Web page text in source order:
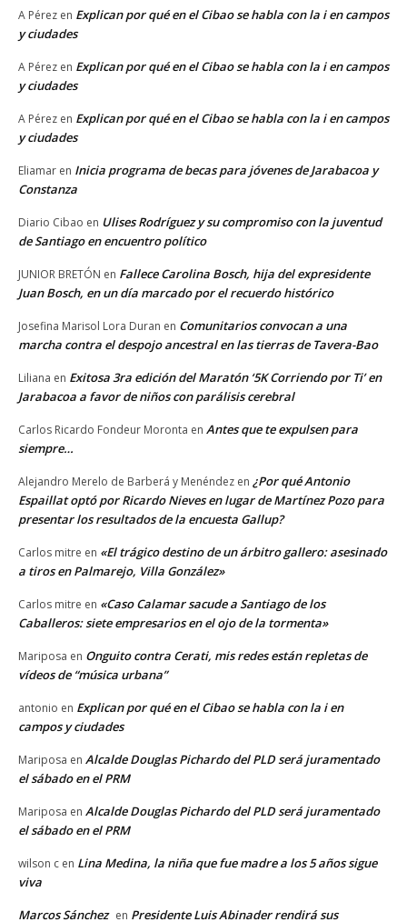
A Pérez en Explican por qué en el Cibao se habla con la i en campos
y ciudades
A Pérez en Explican por qué en el Cibao se habla con la i en campos
y ciudades
A Pérez en Explican por qué en el Cibao se habla con la i en campos
y ciudades
Eliamar en Inicia programa de becas para jóvenes de Jarabacoa y
Constanza
Diario Cibao en Ulises Rodríguez y su compromiso con la juventud
de Santiago en encuentro político
JUNIOR BRETÓN en Fallece Carolina Bosch, hija del expresidente
Juan Bosch, en un día marcado por el recuerdo histórico
Josefina Marisol Lora Duran en Comunitarios convocan a una
marcha contra el despojo ancestral en las tierras de Tavera-Bao
Liliana en Exitosa 3ra edición del Maratón ‘5K Corriendo por Ti’ en
Jarabacoa a favor de niños con parálisis cerebral
Carlos Ricardo Fondeur Moronta en Antes que te expulsen para
siempre…
Alejandro Merelo de Barberá y Menéndez en ¿Por qué Antonio
Espaillat optó por Ricardo Nieves en lugar de Martínez Pozo para
presentar los resultados de la encuesta Gallup?
Carlos mitre en «El trágico destino de un árbitro gallero: asesinado
a tiros en Palmarejo, Villa González»
Carlos mitre en «Caso Calamar sacude a Santiago de los
Caballeros: siete empresarios en el ojo de la tormenta»
Mariposa en Onguito contra Cerati, mis redes están repletas de
vídeos de “música urbana”
antonio en Explican por qué en el Cibao se habla con la i en
campos y ciudades
Mariposa en Alcalde Douglas Pichardo del PLD será juramentado
el sábado en el PRM
Mariposa en Alcalde Douglas Pichardo del PLD será juramentado
el sábado en el PRM
wilson c en Lina Medina, la niña que fue madre a los 5 años sigue
viva
Marcos Sánchez en Presidente Luis Abinader rendirá sus